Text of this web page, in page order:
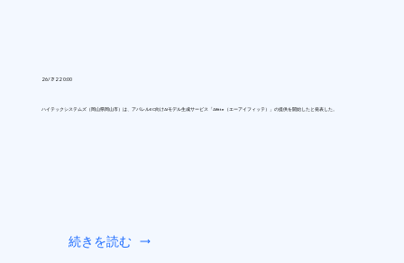
26/7/22 0:00
ハイテックシステムズ（岡山県岡山市）は、アパレルEC向けAIモデル生成サービス「AIfitte（エーアイフィッテ）」の提供を開始したと発表した。
続きを読む